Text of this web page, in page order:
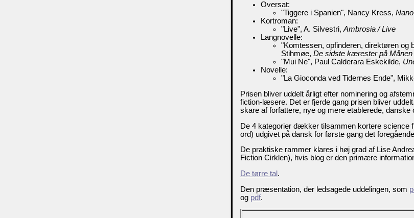
Oversat:
"Tiggere i Spanien", Nancy Kress,
Kortroman:
"Live", A. Silvestri,Ambrosia / Live
Langnovelle:
"Komtessen, opfinderen, direktøren og
Stihmøe, De sidste kærester på Månen
"Mui Ne", Paul Calderara Eskekilde,
Novelle:
"La Gioconda ved Tidernes Ende",
Prisen bliver uddelt årligt efter nominering og
fiction-læsere. Det er fjerde gang prisen bliver
skare af forfattere, nye og mere etablerede, danske
De 4 kategorier dækker tilsammen kortere science
ord) udgivet på dansk for første gang det
De praktiske rammer klares i høj grad af Lise
Fiction Cirklen), hvis blog er den primære
De tørre tal .
Den præsentation, der ledsagede uddelingen, som
og pdf.